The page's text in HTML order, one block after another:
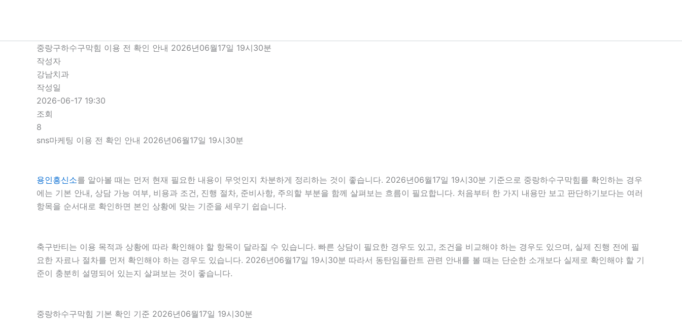
중랑구하수구막힘 이용 전 확인 안내 2026년06월17일 19시30분
작성자
강남치과
작성일
2026-06-17 19:30
조회
8
sns마케팅 이용 전 확인 안내 2026년06월17일 19시30분
용인흥신소를 알아볼 때는 먼저 현재 필요한 내용이 무엇인지 차분하게 정리하는 것이 좋습니다. 2026년06월17일 19시30분 기준으로 중랑하수구막힘를 확인하는 경우
에는 기본 안내, 상담 가능 여부, 비용과 조건, 진행 절차, 준비사항, 주의할 부분을 함께 살펴보는 흐름이 필요합니다. 처음부터 한 가지 내용만 보고 판단하기보다는 여러
항목을 순서대로 확인하면 본인 상황에 맞는 기준을 세우기 쉽습니다.
축구반티는 이용 목적과 상황에 따라 확인해야 할 항목이 달라질 수 있습니다. 빠른 상담이 필요한 경우도 있고, 조건을 비교해야 하는 경우도 있으며, 실제 진행 전에 필
요한 자료나 절차를 먼저 확인해야 하는 경우도 있습니다. 2026년06월17일 19시30분 따라서 동탄임플란트 관련 안내를 볼 때는 단순한 소개보다 실제로 확인해야 할 기
준이 충분히 설명되어 있는지 살펴보는 것이 좋습니다.
중랑하수구막힘 기본 확인 기준 2026년06월17일 19시30분